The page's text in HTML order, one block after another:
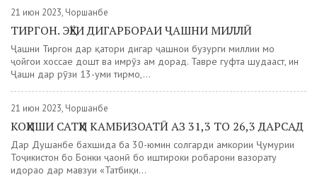
21 июн 2023, Чоршанбе
ТИРГОН. ЭҲЁИ ДИГАРБОРАИ ҶАШНИ МИЛЛӢ
Ҷашни Тиргон дар қатори дигар ҷашнҳои бузурги миллии мо
ҷойгоҳи хоссае дошт ва имрӯз ҳам дорад. Тавре гуфта шудааст, ин
Ҷашн дар рӯзи 13-уми тирмоҳ,...
21 июн 2023, Чоршанбе
КОҲИШИ САТҲИ КАМБИЗОАТӢ АЗ 31,3 ТО 26,3 ДАРСАД
Дар Душанбе бахшида ба 30-юмин солгарди ҳамкории Ҷумҳурии
Тоҷикистон бо Бонки ҷаҳонӣ бо иштироки роҳбарони вазорату
идораҳо дар мавзуи «Татбиқи...